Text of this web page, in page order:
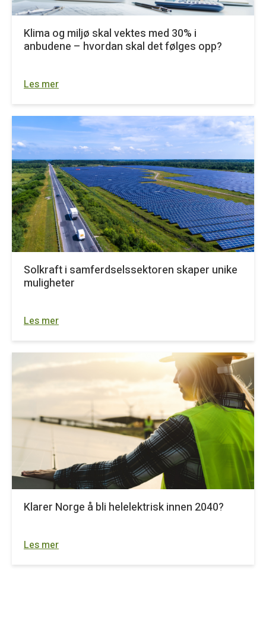
Klima og miljø skal vektes med 30% i
anbudene – hvordan skal det følges opp?
Les mer
Solkraft i samferdselssektoren skaper unike
muligheter
Les mer
Klarer Norge å bli helelektrisk innen 2040?
Les mer